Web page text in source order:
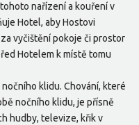
nařízení a kouření v
Hotel, aby Hostovi
vyčištění pokoje či prostor
Hotelem k místě tomu
klidu. Chování, které
nočního klidu, je přísně
hudby, televize, křik v